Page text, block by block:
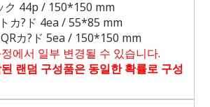
ク 44p / 150*150 mm
カ? ド 4ea / 55*85 mm
カ? ド 5ea / 150*150 mm
에서 일부 변경될 수 있습니다.
랜덤 구성품은 동일한 확률로 구성